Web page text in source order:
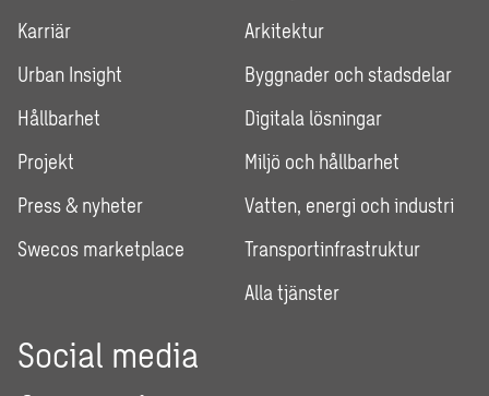
Karriär
Urban Insight
Hållbarhet
Projekt
Press & nyheter
Swecos marketplace
Arkitektur
Byggnader och stadsdelar
Digitala lösningar
Miljö och hållbarhet
Vatten, energi och industri
Transportinfrastruktur
Alla tjänster
Social media